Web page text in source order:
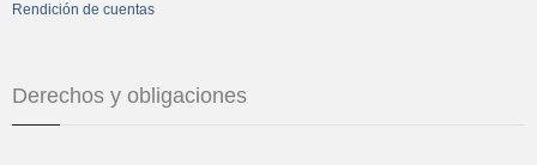
Rendición de cuentas
Derechos y obligaciones